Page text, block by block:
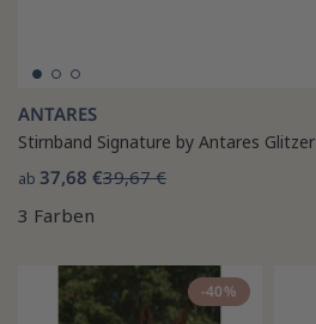
ANTARES
Stirnband Signature by Antares Glitzer
ab 37,68 €39,67 €
3 Farben
-40%